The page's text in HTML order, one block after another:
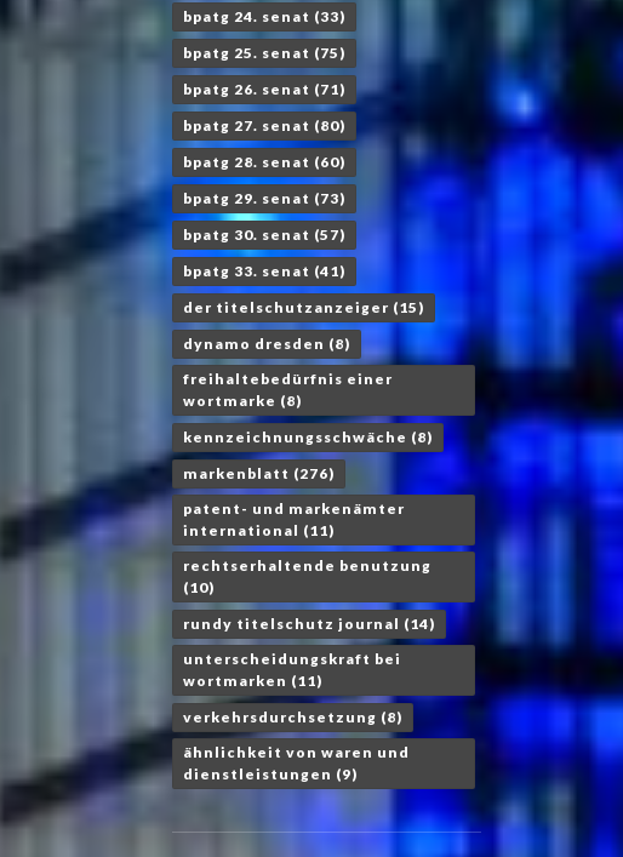
bpatg 24. senat (33)
bpatg 25. senat (75)
bpatg 26. senat (71)
bpatg 27. senat (80)
bpatg 28. senat (60)
bpatg 29. senat (73)
bpatg 30. senat (57)
bpatg 33. senat (41)
der titelschutzanzeiger (15)
dynamo dresden (8)
freihaltebedürfnis einer
wortmarke (8)
kennzeichnungsschwäche (8)
markenblatt (276)
patent- und markenämter
international (11)
rechtserhaltende benutzung
(10)
rundy titelschutz journal (14)
unterscheidungskraft bei
wortmarken (11)
verkehrsdurchsetzung (8)
ähnlichkeit von waren und
dienstleistungen (9)